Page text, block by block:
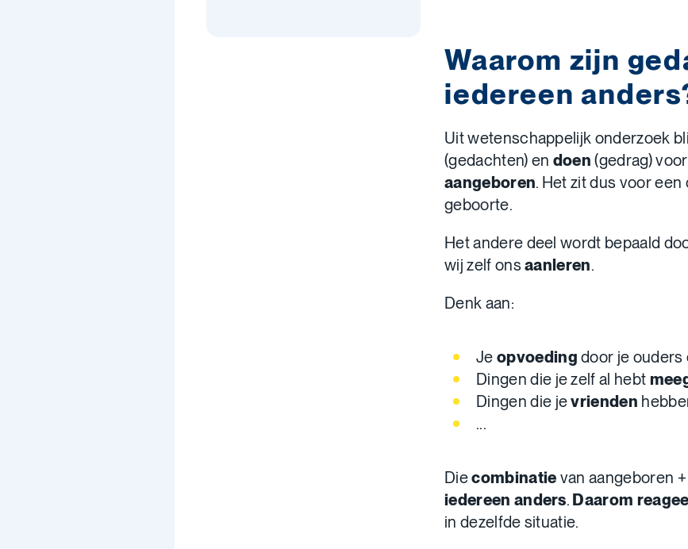
Waarom zijn
iedereen
Uit wetenschappelijk onderzoek
(gedachten) en doen(gedrag)
aangeboren. Het zit dus voor een
geboorte.
Het andere deel wordt bepaald
wij zelf onsaanleren.
Denk aan:
Je opvoedingdoor je ouders
Dingen die je zelf al hebt
Dingen die jevrienden
...
Diecombinatie van aangeboren
iedereen anders. Daarom
in dezelfde situatie.